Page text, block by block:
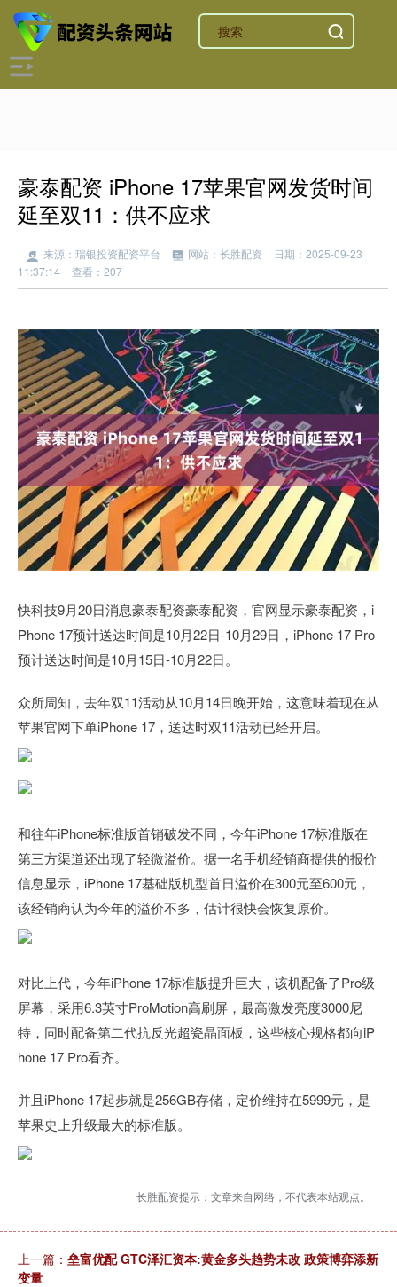
豪泰配资 iPhone 17苹果官网发货时间
延至双11：供不应求
来源：瑞银投资配资平台 网站：长胜配资
日期：2025-09-23
11:37:14
查看：207
快科技9月20日消息豪泰配资豪泰配资，官网显示豪泰配资，i
Phone 17预计送达时间是10月22日-10月29日，iPhone 17 Pro
预计送达时间是10月15日-10月22日。
众所周知，去年双11活动从10月14日晚开始，这意味着现在从
苹果官网下单iPhone 17，送达时双11活动已经开启。
和往年iPhone标准版首销破发不同，今年iPhone 17标准版在
第三方渠道还出现了轻微溢价。据一名手机经销商提供的报价
信息显示，iPhone 17基础版机型首日溢价在300元至600元，
该经销商认为今年的溢价不多，估计很快会恢复原价。
对比上代，今年iPhone 17标准版提升巨大，该机配备了Pro级
屏幕，采用6.3英寸ProMotion高刷屏，最高激发亮度3000尼
特，同时配备第二代抗反光超瓷晶面板，这些核心规格都向iP
hone 17 Pro看齐。
并且iPhone 17起步就是256GB存储，定价维持在5999元，是
苹果史上升级最大的标准版。
长胜配资提示：文章来自网络，不代表本站观点。
上一篇： 垒富优配 GTC泽汇资本:黄金多头趋势未改 政策博弈添新
变量